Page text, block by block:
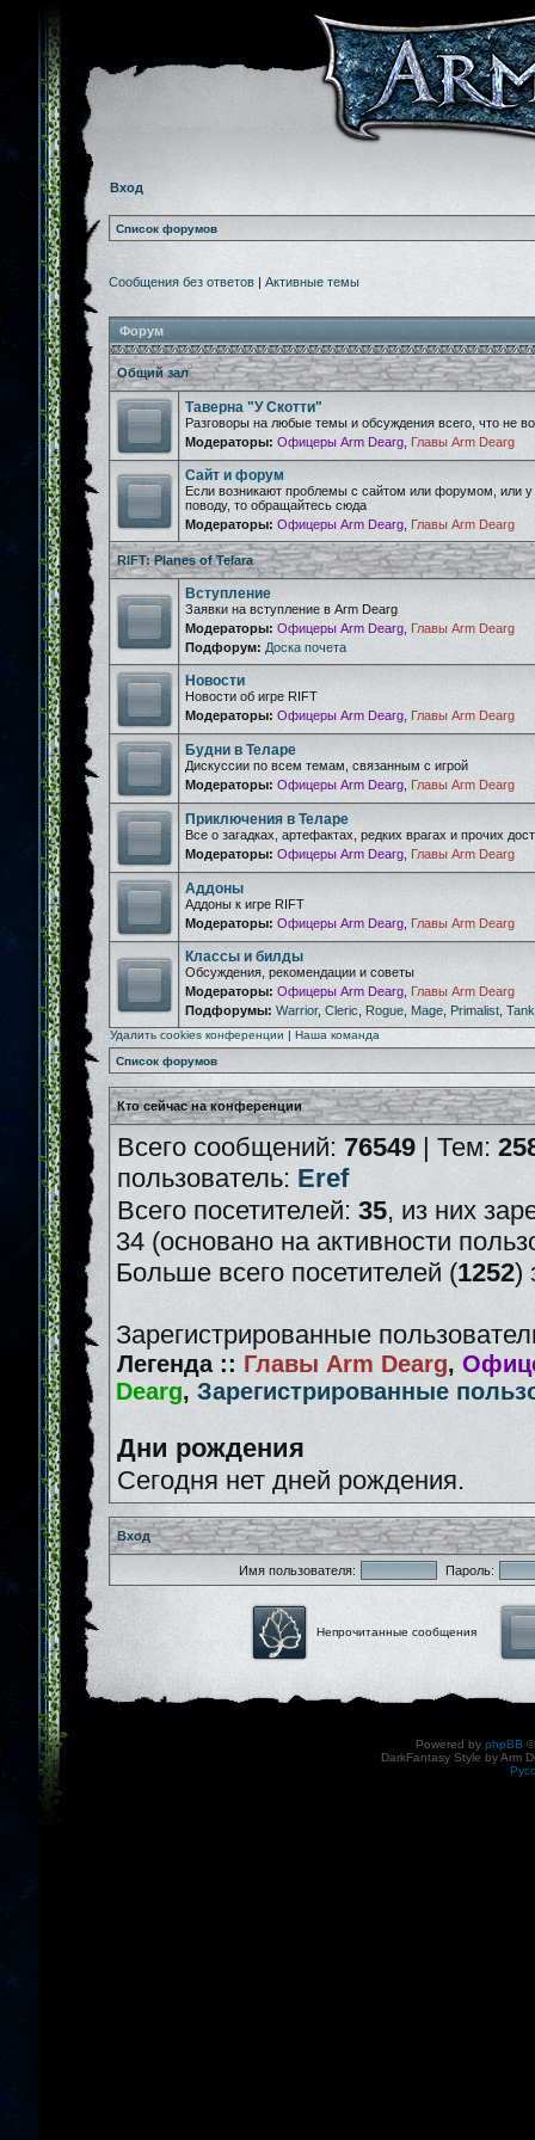
Вход
Список форумов
Сообщения без ответов | Активные темы
Форум
Общий зал
Таверна "У Скотти"
Разговоры на любые темы и обсуждения всего, что не
Модераторы: Офицеры Arm Dearg Главы Arm Dearg
Сайт и форум
Если возникают проблемы с сайтом или форумом, или у
поводу, то обращайтесь сюда
Модераторы: Офицеры Arm Dearg Главы Arm Dearg
RIFT: Planes of Telara
Вступление
Заявки на вступление в Arm Dearg
Модераторы: Офицеры Arm Dearg Главы Arm Dearg
Подфорум: Доска почета
Новости
Новости об игре RIFT
Модераторы: Офицеры Arm Dearg Главы Arm Dearg
Будни в Теларе
Дискуссии по всем темам, связанным с игрой
Модераторы: Офицеры Arm Dearg Главы Arm Dearg
Приключения в Теларе
Все о загадках, артефактах, редких врагах и прочих
Модераторы: Офицеры Arm Dearg Главы Arm Dearg
Аддоны
Аддоны к игре RIFT
Модераторы: Офицеры Arm Dearg Главы Arm Dearg
Классы и билды
Обсуждения, рекомендации и советы
Модераторы: Офицеры Arm Dearg Главы Arm Dearg
Подфорумы: Warrior, Cleric Rogue Mage Primalist Tank
Удалить cookies конференции | Наша команда
Список форумов
Кто сейчас на конференции
Всего сообщений: 76549 | Тем:
пользователь: Eref
Всего посетителей: 35, из них
34 (основано на активности
Больше всего посетителей (1252)
Зарегистрированные
Легенда :: Главы Arm Dearg,
Dearg, Зарегистрированные
Дни рождения
Сегодня нет дней рождения.
Вход
Имя пользователя: Пароль:
Непрочитанные сообщения
Powered by phpBB
DarkFantasy Style by Arm